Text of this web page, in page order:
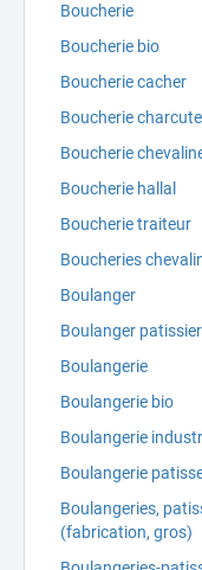
Boucherie
Boucherie bio
Boucherie cacher
Boucherie
Boucherie
Boucherie hallal
Boucherie traiteur
Boucheries
Boulanger
Boulanger patissier
Boulangerie
Boulangerie bio
Boulangerie
Boulangerie
Boulangeries,
(fabrication, gros)